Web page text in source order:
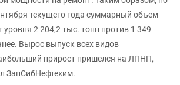
текущего года суммарный объем
уровня 2 204,2 тыс. тонн против 1 349
Вырос выпуск всех видов
прирост пришелся на ЛПНП,
ЗапСибНефтехим.